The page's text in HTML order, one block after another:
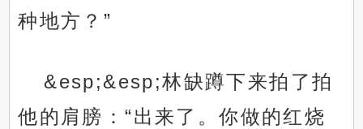
种地方？”
&esp;&esp;林缺蹲下来拍了拍
他的肩膀：“出来了。你做的红烧